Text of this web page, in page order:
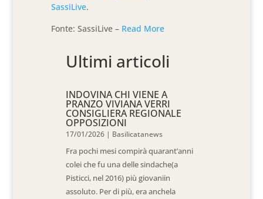
SassiLive.
Fonte: SassiLive – Read More
Ultimi articoli
INDOVINA CHI VIENE A
PRANZO VIVIANA VERRI
CONSIGLIERA REGIONALE
OPPOSIZIONI
17/01/2026 | Basilicatanews
Fra pochi mesi compirà quarant’anni
colei che fu una delle sindache(a
Pisticci, nel 2016) più giovaniin
assoluto. Per di più, era anchela